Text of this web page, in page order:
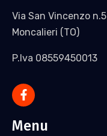
Via San Vincenzo n.5
Moncalieri (TO)
P.Iva 08559450013
Menu